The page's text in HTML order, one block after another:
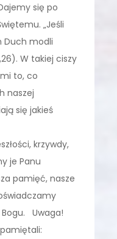
się po
„Jeśli
Duch modli
W takiej ciszy
to, co
naszej
się jakieś
krzywdy,
je Panu
pamięć, nasze
Uwaga!